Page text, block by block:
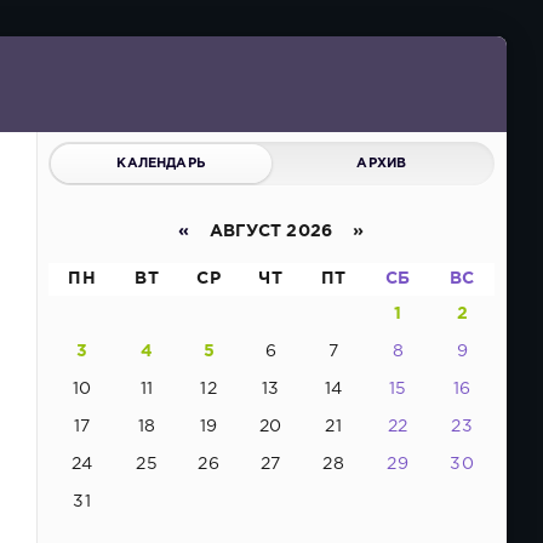
КАЛЕНДАРЬ АРХИВ
« АВГУСТ 2026 »
ПН ВТ СР ЧТ ПТ СБ ВС
1 2
3 4 5 6 7 8 9
10 11 12 13 14 15 16
17 18 19 20 21 22 23
24 25 26 27 28 29 30
31